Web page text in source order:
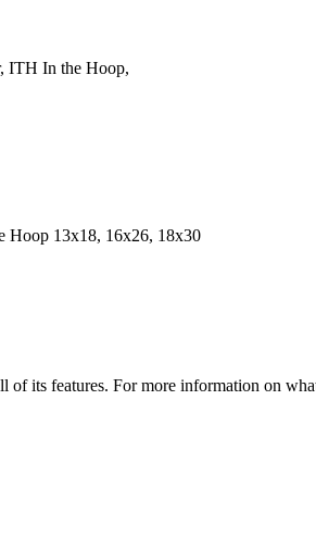
ITH In the Hoop,
Hoop 13x18, 16x26, 18x30
of its features. For more information on